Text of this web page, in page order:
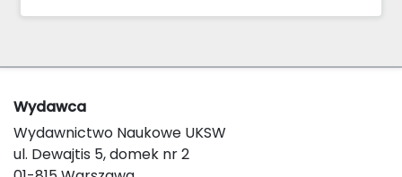
Wydawca
Wydawnictwo Naukowe UKSW
ul. Dewajtis 5, domek nr 2